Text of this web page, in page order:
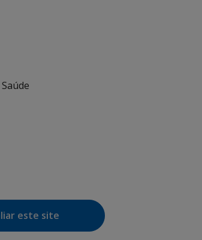
este site